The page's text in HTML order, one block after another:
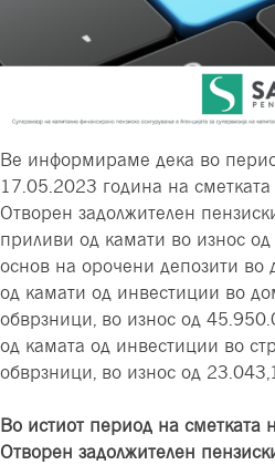
Ве информираме дека во
17.05.2023 година на
Отворен задолжителен
приливи од камати во износ
основ на орочени депозити
од камати од инвестиции во
обврзници, во износ од
од каматa од инвестиции во
обврзници, во износ од
Во истиот период на сметката
Отворен задолжителен